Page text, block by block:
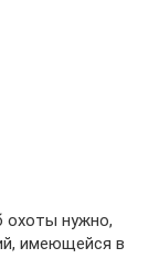
охоты нужно,
имеющейся в